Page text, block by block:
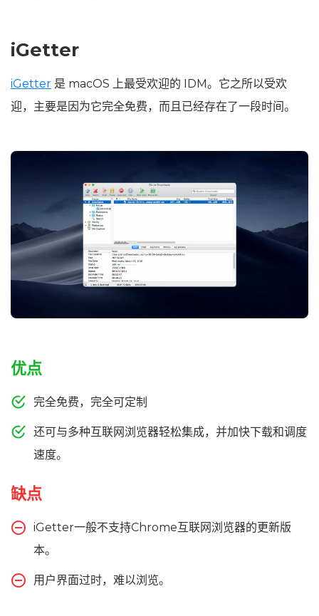
iGetter
iGetter 是 macOS 上最受欢迎的 IDM。它之所以受欢
迎，主要是因为它完全免费，而且已经存在了一段时间。
优点
完全免费，完全可定制
还可与多种互联网浏览器轻松集成，并加快下载和调度
速度。
缺点
iGetter一般不支持Chrome互联网浏览器的更新版
本。
用户界面过时，难以浏览。